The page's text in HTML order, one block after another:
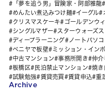
「夢を追う男」冒険家・阿部雅龍
めんたい煮込みつけ麺
イーグル
クリスマスケーキ
ゴールデンウ
シングルマザー
スターウォーズ
ディープラーニング
ノートパソコ
ベニヤで板壁
ミッション・イン
中古マンション
事務所開き 仲介
板橋区
民泊禁止マンション 焼き
試験勉強
賃貸売買 賃貸申込 重
Archive